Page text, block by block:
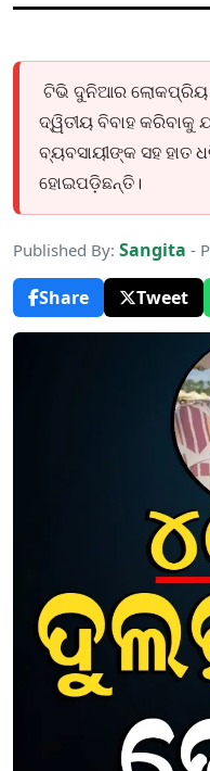
ଟିଭି ଦୁନିଆର ଲୋକପ୍ରିୟ
ଦ୍ୱିତୀୟ ବିବାହ କରିବାକୁ
ବ୍ୟବସାୟୀଙ୍କ ସହ ହାତ
ହୋଇପଡ଼ିଛନ୍ତି।
Published By: Sangita -
Share
Tweet